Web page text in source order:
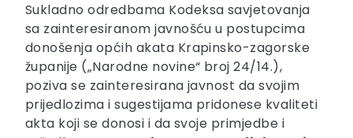
Sukladno odredbama Kodeksa savjetovanja
sa zainteresiranom javnošću u postupcima
donošenja općih akata Krapinsko-zagorske
županije („Narodne novine“ broj 24/14.),
poziva se zainteresirana javnost da svojim
prijedlozima i sugestijama pridonese kvaliteti
akta koji se donosi i da svoje primjedbe i